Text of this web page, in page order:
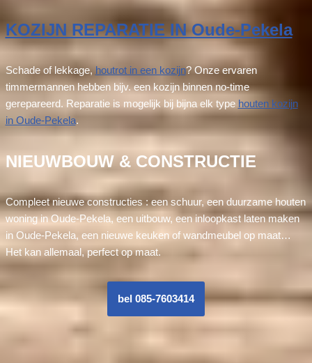
KOZIJN REPARATIE IN Oude-Pekela
Schade of lekkage, houtrot in een kozijn? Onze ervaren
timmermannen hebben bijv. een kozijn binnen no-time
gerepareerd. Reparatie is mogelijk bij bijna elk type houten kozijn
in Oude-Pekela.
NIEUWBOUW & CONSTRUCTIE
Compleet nieuwe constructies : een schuur, een duurzame houten
woning in Oude-Pekela, een uitbouw, een inloopkast laten maken
in Oude-Pekela, een nieuwe keuken of wandmeubel op maat…
Het kan allemaal, perfect op maat.
bel 085-7603414